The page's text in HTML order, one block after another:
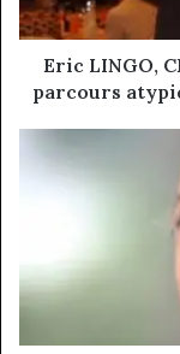
parcours
atypique
d'un
entrepreneur
Eric LINGO,
parcours
directeur
l’Ouest
Société
: sur